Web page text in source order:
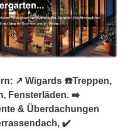
↗️ Wigards ☎️Treppen,
Fensterläden. ➡️
& Überdachungen
✔️